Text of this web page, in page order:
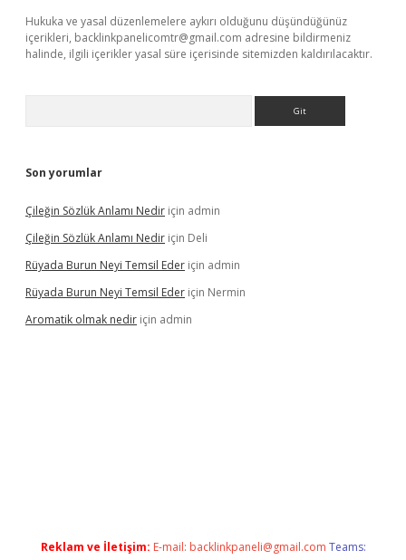
Hukuka ve yasal düzenlemelere aykırı olduğunu düşündüğünüz
içerikleri, backlinkpanelicomtr@gmail.com adresine bildirmeniz
halinde, ilgili içerikler yasal süre içerisinde sitemizden kaldırılacaktır.
Son yorumlar
Çileğin Sözlük Anlamı Nedir için admin
Çileğin Sözlük Anlamı Nedir için Deli
Rüyada Burun Neyi Temsil Eder için admin
Rüyada Burun Neyi Temsil Eder için Nermin
Aromatik olmak nedir için admin
Reklam ve İletişim: E-mail: backlinkpaneli@gmail.com Teams: